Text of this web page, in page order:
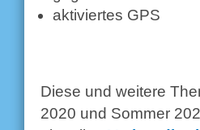
aktiviertes GPS
Diese und weitere
2020 und Sommer